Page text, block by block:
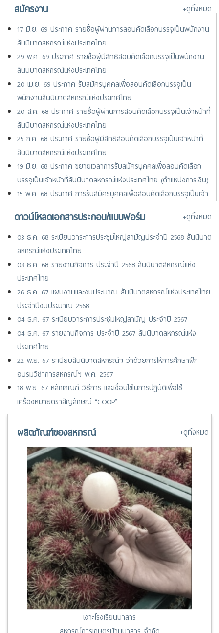
25 เม.ย. 68 ประกาศ ยกเลิกประกาศสอบราคาก่อสร้างโรงจอดรถ
(บริเวณลานหน้าพระอนุสาวรีย์พระบิดา และหน้าศูนย์แสดงสินค้าฯ)
สมัครงาน
+ดูทั้งหมด
17 มิ.ย. 69 ประกาศ รายชื่อผู้ผ่านการสอบคัดเลือกบรรจุเป็นพนักงาน
สันนิบาตสหกรณ์แห่งประเทศไทย
29 พ.ค. 69 ประกาศ รายชื่อผู้มีสิทธิสอบคัดเลือกบรรจุเป็นพนักงาน
สันนิบาตสหกรณ์แห่งประเทศไทย
20 เม.ย. 69 ประกาศ รับสมัครบุคคลเพื่อสอบคัดเลือกบรรจุเป็น
พนักงานสันนิบาตสหกรณ์แห่งประเทศไทย
20 ส.ค. 68 ประกาศ รายชื่อผู้ผ่านการสอบคัดเลือกบรรจุเป็นเจ้าหน้าที่
สันนิบาตสหกรณ์แห่งประเทศไทย
25 ก.ค. 68 ประกาศ รายชื่อผู้มีสิทธิสอบคัดเลือกบรรจุเป็นเจ้าหน้าที่
สันนิบาตสหกรณ์แห่งประเทศไทย
19 มิ.ย. 68 ประกาศ ขยายเวลาการรับสมัครบุคคลเพื่อสอบคัดเลือก
บรรจุเป็นเจ้าหน้าที่สันนิบาตสหกรณ์แห่งประเทศไทย (ตำแหน่งการเงิน)
15 พ.ค. 68 ประกาศ การรับสมัครบุคคลเพื่อสอบคัดเลือกบรรจุเป็นเจ้า
24 มิ.ย. 67 ประกาศ รายชื่อผู้ผ่านการสอบคัดเลือกบรรจุเป็นเจ้าหน้าที่
และพนักงานสันนิบาตสหกรณ์แห่งประเทศไทย
ดาวน์โหลดเอกสารประกอบ/แบบฟอร์ม
+ดูทั้งหมด
03 ธ.ค. 68 ระเบียบวาระการประชุมใหญ่สามัญประจำปี 2568 สันนิบาต
สหกรณ์แห่งประเทศไทย
03 ธ.ค. 68 รายงานกิจการ ประจำปี 2568 สันนิบาตสหกรณ์แห่ง
ประเทศไทย
26 ธ.ค. 67 แผนงานและงบประมาณ สันนิบาตสหกรณ์แห่งประเทศไทย
ประจำปีงบประมาณ 2568
04 ธ.ค. 67 ระเบียบวาระการประชุมใหญ่สามัญ ประจำปี 2567
04 ธ.ค. 67 รายงานกิจการ ประจำปี 2567 สันนิบาตสหกรณ์แห่ง
ประเทศไทย
22 พ.ย. 67 ระเบียบสันนิบาตสหกรณ์ฯ ว่าด้วยการให้การศึกษาฝึก
อบรมวิชาการสหกรณ์ฯ พ.ศ. 2567
18 พ.ย. 67 หลักเกณฑ์ วิธีการ และเงื่อนไขในการปฏิบัติเพื่อใช้
เครื่องหมายตราสัญลักษณ์ “COOP”
13 มี.ค. 67 ระเบียบสันนิบาตสหกรณ์ฯ ว่าด้วยสันนิบาตจังหวัด พ.ศ.
2562
ผลิตภัณฑ์ของสหกรณ์ +ดูทั้งหมด
เงาะโรงเรียนนาสาร